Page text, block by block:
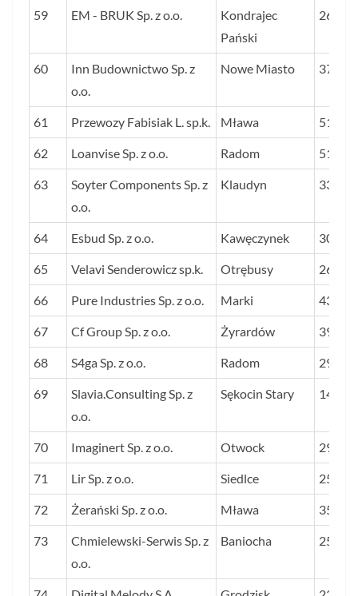
59 EM - BRUK Sp. z o.o.
Kondrajec
Pański
26
60
Inn Budownictwo Sp. z
o.o.
Nowe Miasto 37
61 Przewozy Fabisiak L. sp.k. Mława 51
62 Loanvise Sp. z o.o. Radom 51
63
Soyter Components Sp. z
o.o.
Klaudyn 33
64 Esbud Sp. z o.o. Kawęczynek 30
65 Velavi Senderowicz sp.k. Otrębusy 26
66 Pure Industries Sp. z o.o. Marki 43
67 Cf Group Sp. z o.o. Żyrardów 39
68 S4ga Sp. z o.o. Radom 29
69
Slavia.Consulting Sp. z
o.o.
Sękocin Stary 143
70 Imaginert Sp. z o.o. Otwock 29
71 Lir Sp. z o.o. Siedlce 25
72 Żerański Sp. z o.o. Mława 35
73
Chmielewski-Serwis Sp. z
o.o.
Baniocha 25